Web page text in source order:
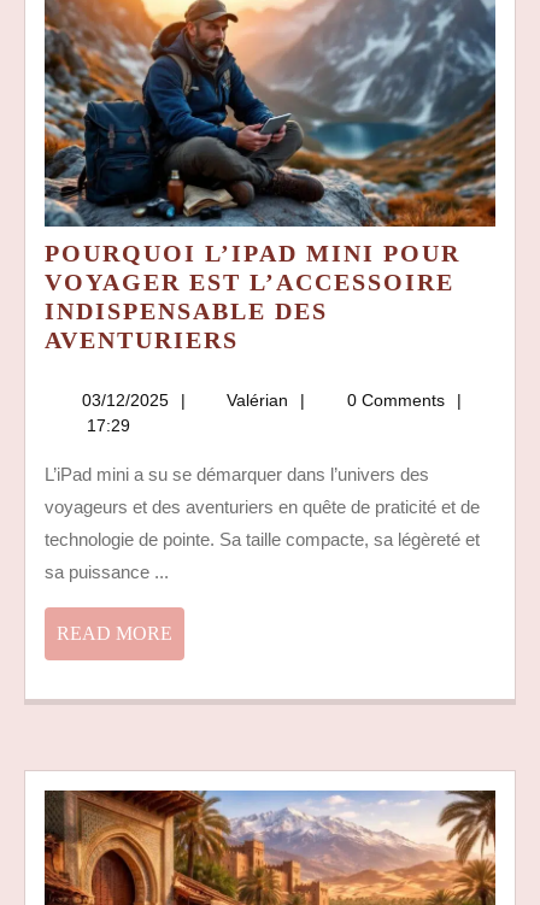
POURQUOI L’IPAD MINI POUR
VOYAGER EST L’ACCESSOIRE
INDISPENSABLE DES
AVENTURIERS
MINI
EST
L’ACCESSOIRE
INDISPENSABLE
03/12/2025 03/12/2025
Valérian Valérian0 Comments
17:29
L’iPad mini a su se démarquer dans l’univers des
voyageurs et des aventuriers en quête de praticité et de
technologie de pointe. Sa taille compacte, sa légèreté et
sa puissance ...
READ MORE
MORE